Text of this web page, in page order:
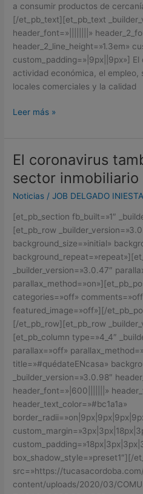
a consumir productos de
[/et_pb_text][et_pb_text
header_font=»||||||||»
header_2_line_height=»1.3em»
custom_padding=»|9px||9px»]
actividad económica, el empleo,
locales comerciales y la calidad
Leer más »
El coronavirus
sector inmobiliario
Noticias /JOB DELGADO INIESTA
[et_pb_section fb_built=»1″
[et_pb_row
background_size=»initial»
_builder_version=»3.0.47″
categories=»off»
featured_image=»off»][/
[/et_pb_row][et_pb_row
[et_pb_column type=»4_4″
parallax=»off»
title=»#quédateENcasa»
_builder_version=»3.0.98″
header_font=»|600|||||||»
header_text_color=»#bc1a1a»
box_shadow_style=»preset1″][/
src=»https://
content/uploads/2020/03/
El
también
preocupa
sector
inmobiliario